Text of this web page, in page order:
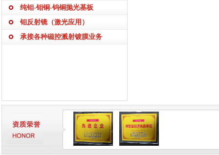
纯钼-钼铜-钨铜抛光基板
钼反射镜（激光应用）
承接各种磁控溅射镀膜业务